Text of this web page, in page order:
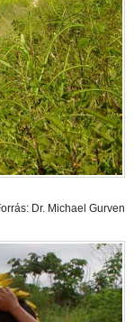
Dr. Michael Gurven